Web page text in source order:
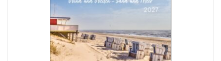
Sprachkalender
Sternzeichen & Mond